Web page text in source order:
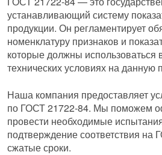
устанавливающий систему
продукции. Он регламентирует
номенклатуру признаков и
которые должны использоваться
технических условиях на данную
Наша компания предоставляет
по ГОСТ 21722-84. Мы поможем
провести необходимые
подтверждение соответствия на
сжатые сроки.